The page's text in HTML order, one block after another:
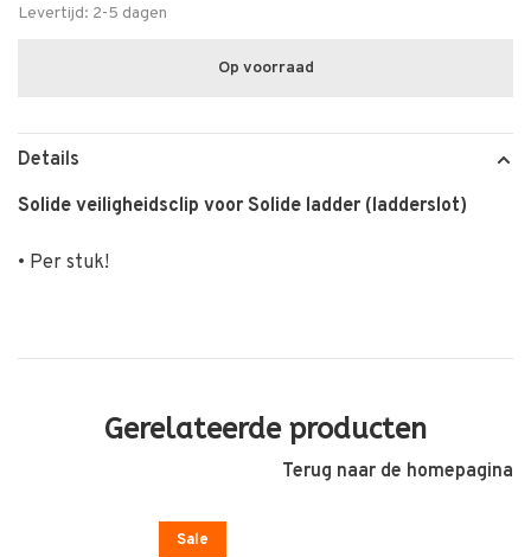
Levertijd: 2-5 dagen
Op voorraad
Details
Solide veiligheidsclip voor Solide ladder (ladderslot)
• Per stuk!
Gerelateerde producten
Terug naar de homepagina
Sale